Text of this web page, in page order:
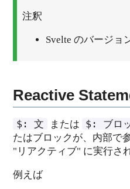
注釈
Svelte のバージョ
Reactive
$: 文 または $: ブロ
たはブロックが、内部で
"リアクティブ" に実行さ
例えば